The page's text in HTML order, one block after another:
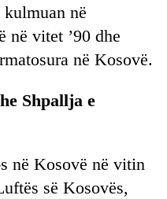
në
në vitet ’90 dhe
në Kosovë.
Shpallja e
në Kosovë në vitin
së Kosovës,